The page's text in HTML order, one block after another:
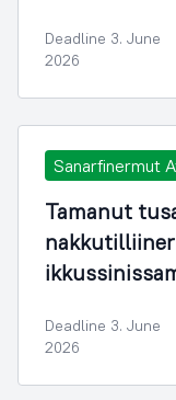
Deadline 3. June
2026
Sanarfinermut
Tamanut
Deadline 3. June
2026